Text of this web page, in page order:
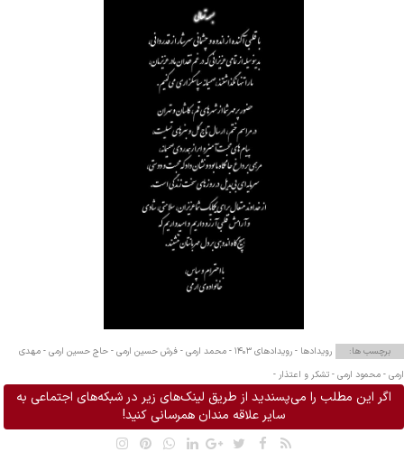
برچسب ها: رویدادها - رویدادهای ۱۴۰۳ - محمد ارمی - فرش حسین ارمی - حاج حسین ارمی - مهدی
ارمی - محمود ارمی - تشکر و اعتذار -
اگر این مطلب را می‌پسندید از طریق لینک‌های زیر در شبکه‌های اجتماعی به
سایر علاقه مندان همرسانی کنید!